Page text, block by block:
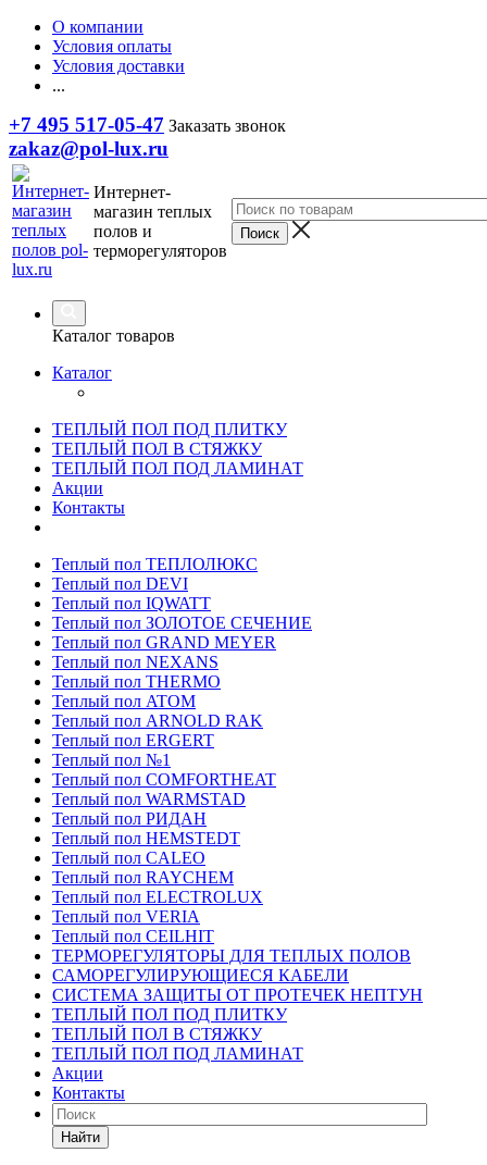
О компании
Условия оплаты
Условия доставки
...
+7 495 517-05-47 Заказать звонок
zakaz@pol-lux.ru
Интернет-
магазин теплых
полов и
терморегуляторов
Каталог товаров
Каталог
ТЕПЛЫЙ ПОЛ ПОД ПЛИТКУ
ТЕПЛЫЙ ПОЛ В СТЯЖКУ
ТЕПЛЫЙ ПОЛ ПОД ЛАМИНАТ
Акции
Контакты
Теплый пол ТЕПЛОЛЮКС
Теплый пол DEVI
Теплый пол IQWATT
Теплый пол ЗОЛОТОЕ СЕЧЕНИЕ
Теплый пол GRAND MEYER
Теплый пол NEXANS
Теплый пол THERMO
Теплый пол ATOM
Теплый пол ARNOLD RAK
Теплый пол ERGERT
Теплый пол №1
Теплый пол COMFORTHEAT
Теплый пол WARMSTAD
Теплый пол РИДАН
Теплый пол HEMSTEDT
Теплый пол CALEO
Теплый пол RAYCHEM
Теплый пол ELECTROLUX
Теплый пол VERIA
Теплый пол CEILHIT
ТЕРМОРЕГУЛЯТОРЫ ДЛЯ ТЕПЛЫХ ПОЛОВ
САМОРЕГУЛИРУЮЩИЕСЯ КАБЕЛИ
СИСТЕМА ЗАЩИТЫ ОТ ПРОТЕЧЕК НЕПТУН
ТЕПЛЫЙ ПОЛ ПОД ПЛИТКУ
ТЕПЛЫЙ ПОЛ В СТЯЖКУ
ТЕПЛЫЙ ПОЛ ПОД ЛАМИНАТ
Акции
Контакты
Найти